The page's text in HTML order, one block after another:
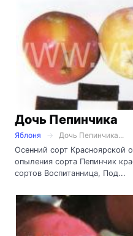
Дочь Пепинчика
Яблоня
Дочь Пепинчика...
Осенний сорт Красноярской
опыления сорта Пепинчик
сортов Воспитанница, Под...